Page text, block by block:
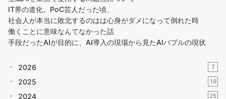
IT界の道化。PoC芸人だった頃、
社会人が本当に敗北するのはは心身がダメになって倒れた時
働くことに意味なんてなかった話
手段だったAIが目的に、AI導入の現場から見たAIバブルの現状
2026 7
2025 19
2024 25